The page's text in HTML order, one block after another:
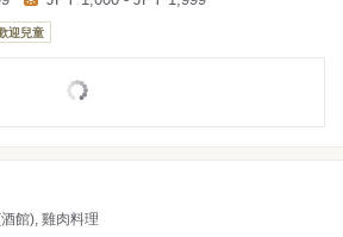
迎兒童
館), 雞肉料理